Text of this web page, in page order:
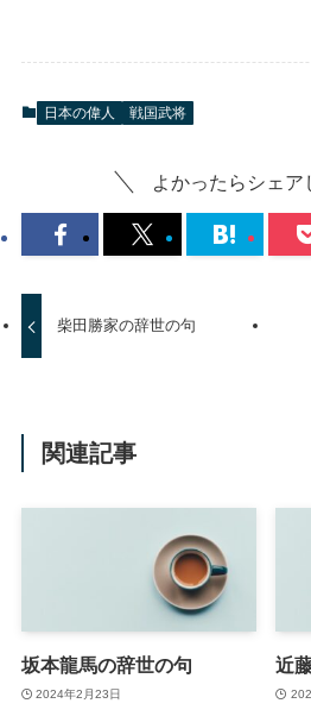
日本の偉人 戦国武将
よかったらシェア
柴田勝家の辞世の句
関連記事
坂本龍馬の辞世の句
2024年2月23日
近